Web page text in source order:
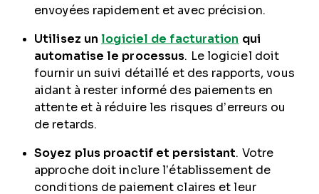
envoyées rapidement et avec précision.
Utilisez unlogiciel de facturation qui
automatise le processus. Le logiciel doit
fournir un suivi détaillé et des rapports, vous
aidant à rester informé des paiements en
attente et à réduire les risques d’erreurs ou
de retards.
Soyez plus proactif et persistant. Votre
approche doit inclure l’établissement de
conditions de paiement claires et leur